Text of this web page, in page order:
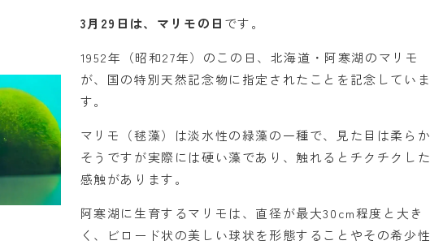
3月29日は、マリモの日 です。
1952年（昭和27年）のこの日、北海道・阿寒湖のマリモ
が、国の特別天然記念物に指定されたことを記念していま
す。
マリモ（毬藻）は淡水性の緑藻の一種で、見た目は柔らか
そうですが実際には硬い藻であり、触れるとチクチクした
感触があります。
阿寒湖に生育するマリモは、直径が最大30cm程度と大き
く、ビロード状の美しい球状を形態することやその希少性